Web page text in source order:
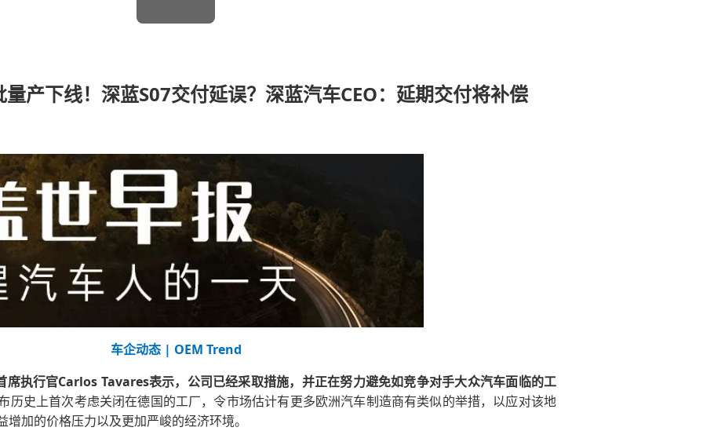
产下线！深蓝S07交付延误？深蓝汽车CEO：延期交付将补偿
车企动态 | OEM Trend
执行官Carlos Tavares表示，公司已经采取措施，并正在努力避免如竞争对手大众汽车面临的工
历史上首次考虑关闭在德国的工厂，令市场估计有更多欧洲汽车制造商有类似的举措，以应对该地
加的价格压力以及更加严峻的经济环境。